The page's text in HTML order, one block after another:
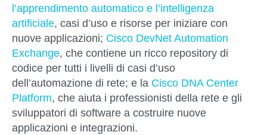
l’apprendimento automatico e l’intelligenza
artificiale, casi d’uso e risorse per iniziare con
nuove applicazioni; Cisco DevNet Automation
Exchange, che contiene un ricco repository di
codice per tutti i livelli di casi d’uso
dell’automazione di rete; e la Cisco DNA Center
Platform, che aiuta i professionisti della rete e gli
sviluppatori di software a costruire nuove
applicazioni e integrazioni.